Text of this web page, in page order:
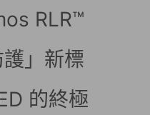
RLR™
」新標
的終極